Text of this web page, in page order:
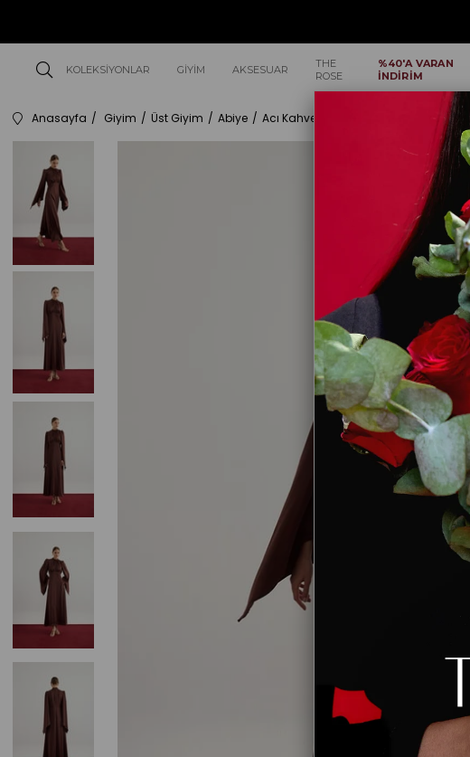
KOLEKSIYONLAR GIYIM AKSESUAR
THE
ROSE
%40'A VARAN
İNDİRİM
Anasayfa Giyim Üst Giyim Abiye Acı Kahverengi Geniş Kol Detaylı Elbise